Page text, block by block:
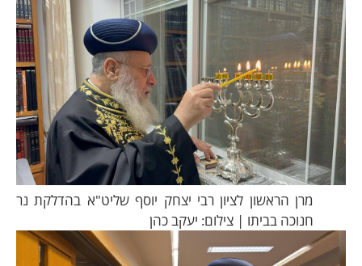
מרן הראשון לציון רבי יצחק יוסף שליט"א בהדלקת נר
חנוכה בביתו | צילום: יעקב כהן